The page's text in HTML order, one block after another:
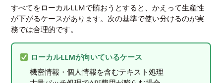
すべてをローカルLLMで賄おうとすると、かえって生産性
が下がるケースがあります。次の基準で使い分けるのが実
務では合理的です。
ローカルLLMが向いているケース
機密情報・個人情報を含むテキスト処理